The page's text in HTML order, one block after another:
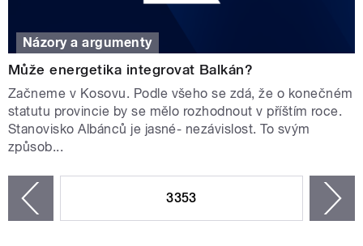
Názory a argumenty
Může energetika integrovat Balkán?
Začneme v Kosovu. Podle všeho se zdá, že o konečném
statutu provincie by se mělo rozhodnout v příštím roce.
Stanovisko Albánců je jasné- nezávislost. To svým
způsob...
3353